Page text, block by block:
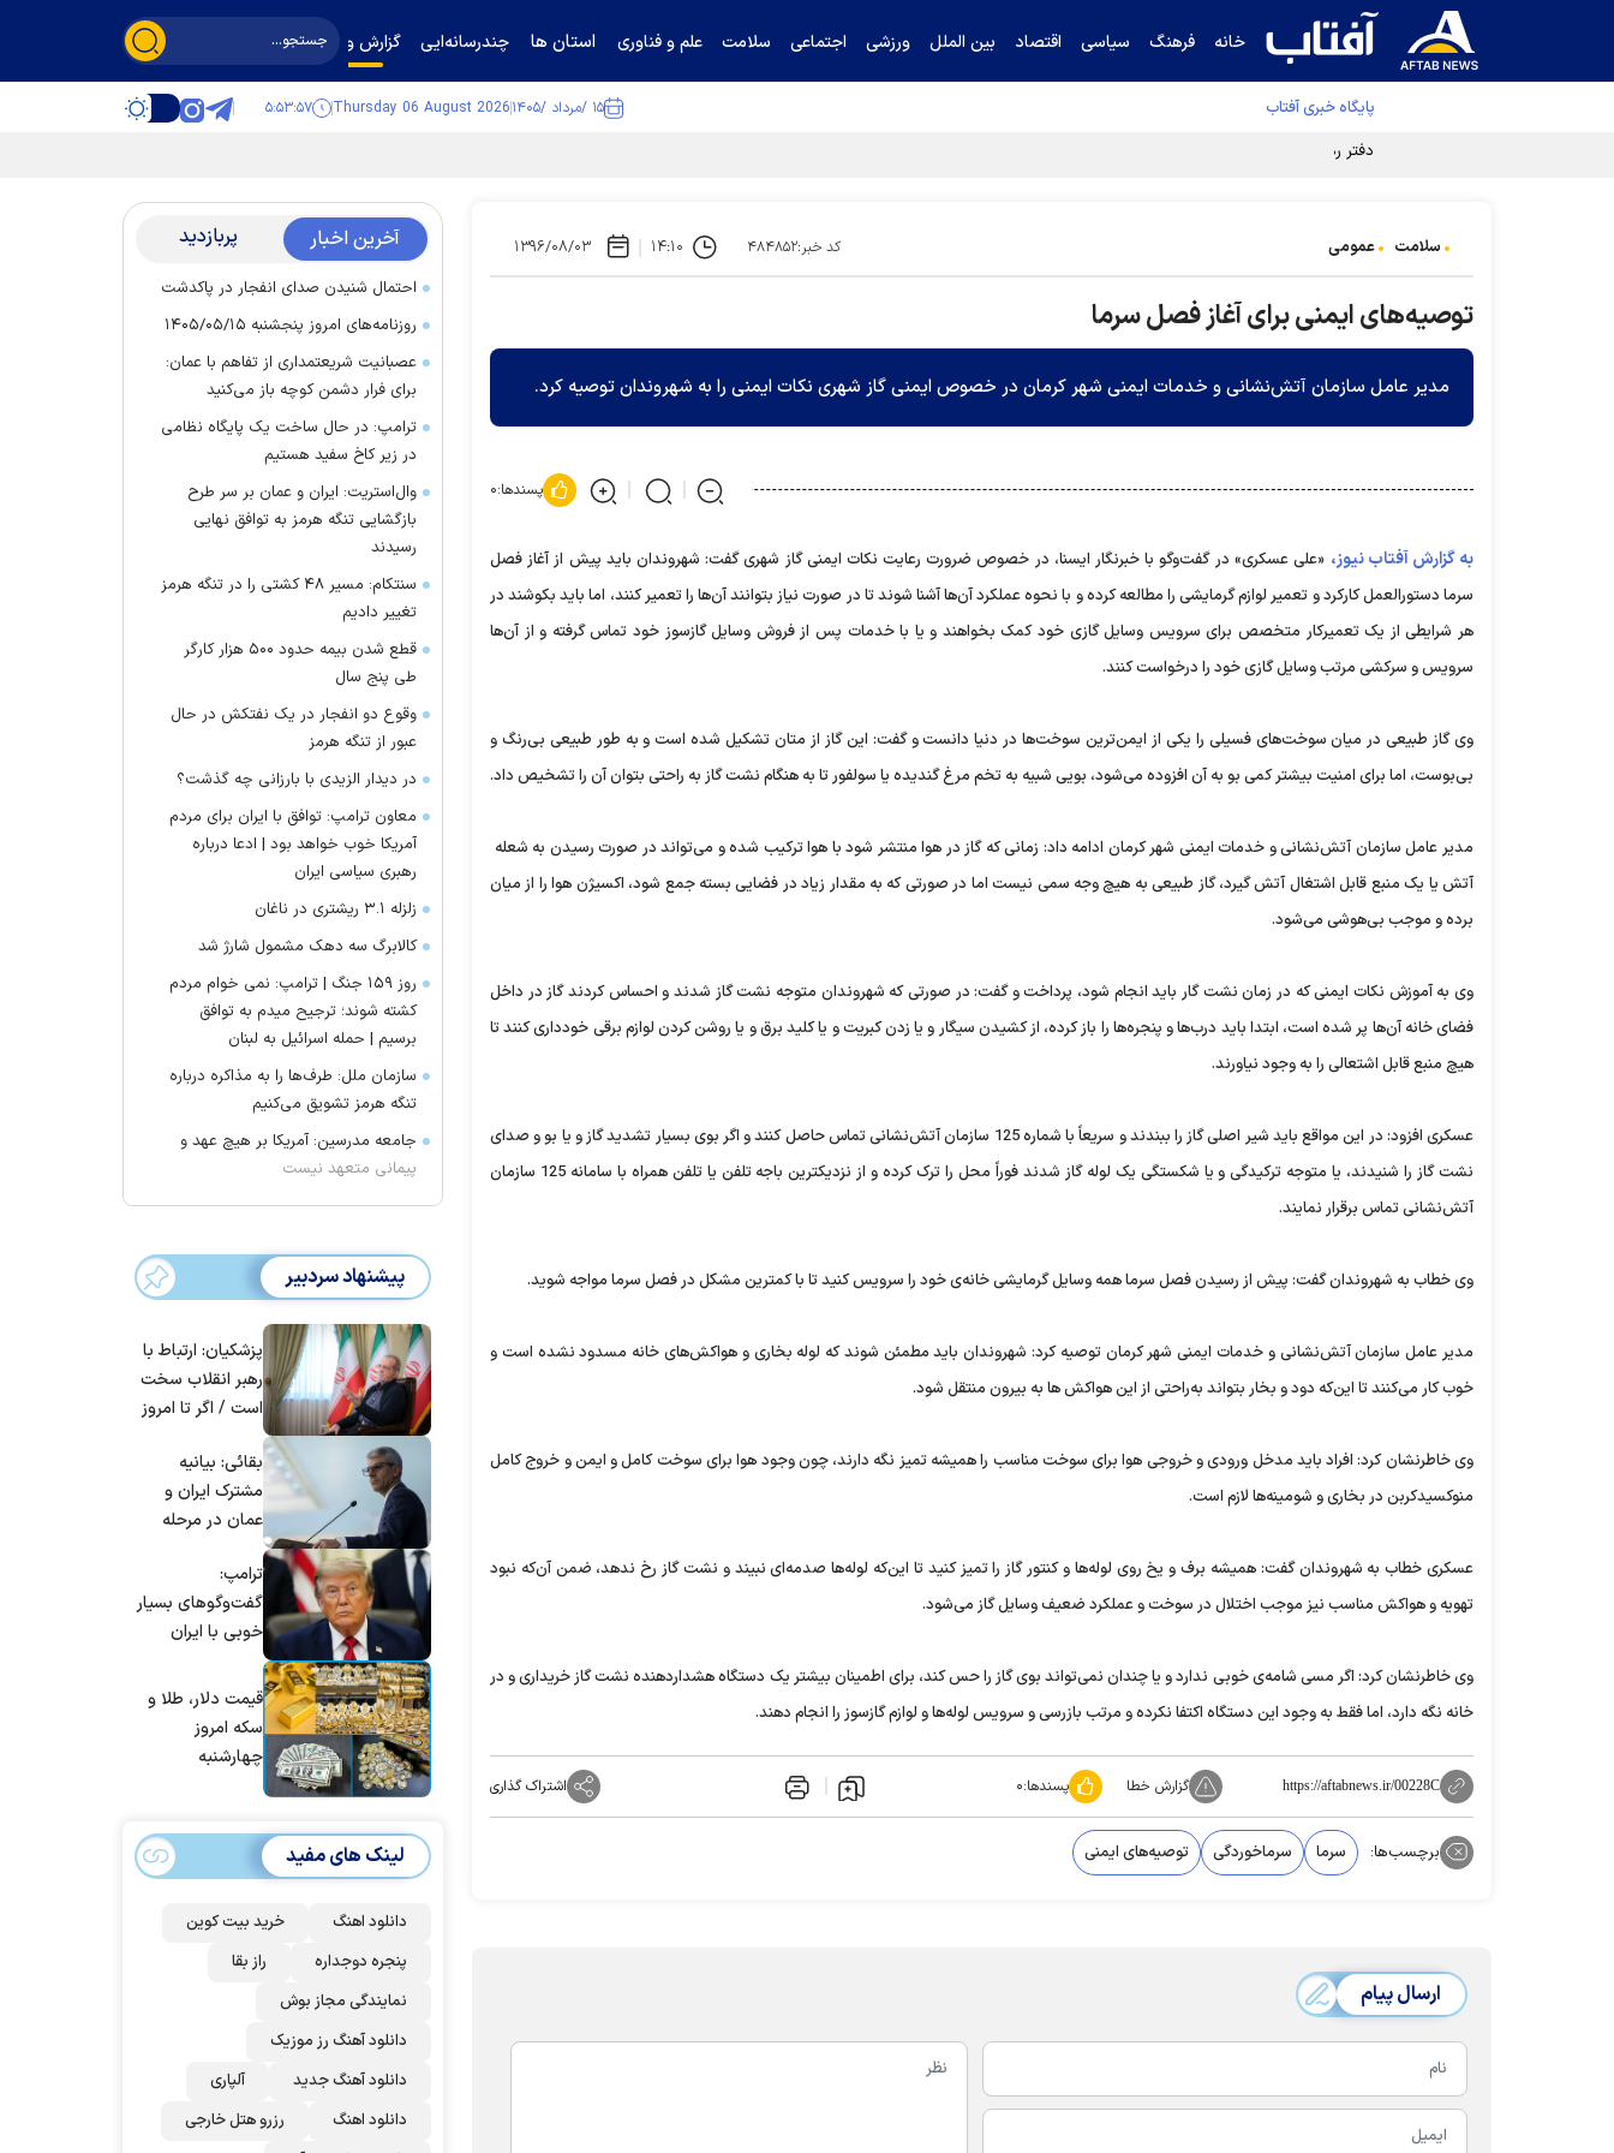
خانه فرهنگ سیاسی اقتصاد بین الملل ورزشی اجتماعی سلامت علم و فناوری استان ها چندرسانه‌ایی گزارش و گفت‌وگو
پایگاه خبری آفتاب ۱۵ /مرداد /۱۴۰۵ Thursday 06 August 2026 ۵:۵۳:۵۸
دفتر رهبر انقلاب ادعای خرازی درباره پزشکیان را تکذیب کرد
سلامت عمومی کد خبر:۴۸۴۸۵۲ ۱۴:۱۰ ۱۳۹۶/۰۸/۰۳
توصیه‌های ایمنی برای آغاز فصل سرما
مدیر عامل سازمان آتش‌نشانی و خدمات ایمنی شهر کرمان در خصوص ایمنی گاز شهری نکات ایمنی را به شهروندان توصیه کرد.
پسندها:۰
به گزارش آفتاب نیوز، «علی عسکری» در گفت‌وگو با خبرنگار ایسنا، در خصوص ضرورت رعایت نکات ایمنی گاز شهری گفت: شهروندان باید پیش از آغاز فصل
سرما دستورالعمل کارکرد و تعمیر لوازم گرمایشی را مطالعه کرده و با نحوه عملکرد آن‌ها آشنا شوند تا در صورت نیاز بتوانند آن‌ها را تعمیر کنند، اما باید بکوشند در
هر شرایطی از یک تعمیرکار متخصص برای سرویس وسایل گازی خود کمک بخواهند و یا با خدمات پس از فروش وسایل گازسوز خود تماس گرفته و از آن‌ها
سرویس و سرکشی مرتب وسایل گازی خود را درخواست کنند.
وی گاز طبیعی در میان سوخت‌های فسیلی را یکی از ایمن‌ترین سوخت‌ها در دنیا دانست و گفت: این گاز از متان تشکیل شده است و به طور طبیعی بی‌رنگ و
بی‌بوست، اما برای امنیت بیشتر کمی بو به آن افزوده می‌شود، بویی شبیه به تخم مرغ گندیده یا سولفور تا به هنگام نشت گاز به راحتی بتوان آن را تشخیص داد.
مدیر عامل سازمان آتش‌نشانی و خدمات ایمنی شهر کرمان ادامه داد: زمانی که گاز در هوا منتشر شود با هوا ترکیب شده و می‌تواند در صورت رسیدن به شعله
آتش یا یک منبع قابل اشتغال آتش گیرد، گاز طبیعی به هیچ وجه سمی نیست اما در صورتی که به مقدار زیاد در فضایی بسته جمع شود، اکسیژن هوا را از میان
برده و موجب بی‌هوشی می‌شود.
وی به آموزش نکات ایمنی که در زمان نشت گار باید انجام شود، پرداخت و گفت: در صورتی که شهروندان متوجه نشت گاز شدند و احساس کردند گاز در داخل
فضای خانه‌ آن‌ها پر شده است، ابتدا باید درب‌ها و پنجره‌ها را باز کرده، از کشیدن سیگار و یا زدن کبریت و یا کلید برق و یا روشن کردن لوازم برقی خودداری کنند تا
هیچ منبع قابل اشتعالی را به وجود نیاورند.
عسکری افزود: در این مواقع باید شیر اصلی گاز را ببندند و سریعاً با شماره 125 سازمان آتش‌نشانی تماس حاصل کنند و اگر بوی بسیار تشدید گاز و یا بو و صدای
نشت گاز را شنیدند، یا متوجه ترکیدگی و یا شکستگی یک لوله گاز شدند فوراً محل را ترک کرده و از نزدیکترین باجه تلفن یا تلفن همراه با سامانه 125 سازمان
آتش‌نشانی تماس برقرار نمایند.
وی خطاب به شهروندان گفت: پیش از رسیدن فصل سرما همه وسایل گرمایشی خانه‌ی خود را سرویس کنید تا با کمترین مشکل در فصل سرما مواجه شوید.
مدیر عامل سازمان آتش‌نشانی و خدمات ایمنی شهر کرمان توصیه کرد: شهروندان باید مطمئن شوند که لوله بخاری و هواکش‌های خانه مسدود نشده است و
خوب کار می‌کنند تا این‌که دود و بخار بتواند به‌راحتی از این هواکش ها به بیرون منتقل شود.
وی خاطرنشان کرد: افراد باید مدخل ورودی و خروجی هوا برای سوخت مناسب را همیشه تمیز نگه دارند، چون وجود هوا برای سوخت کامل و ایمن و خروج کامل
منوکسیدکربن در بخاری و شومینه‌ها لازم است.
عسکری خطاب به شهروندان گفت: همیشه برف و یخ روی لوله‌ها و کنتور گاز را تمیز کنید تا این‌که لوله‌ها صدمه‌ای نبیند و نشت گاز رخ ندهد، ضمن آن‌که نبود
تهویه و هواکش مناسب نیز موجب اختلال در سوخت و عملکرد ضعیف وسایل گاز می‌شود.
وی خاطرنشان کرد: اگر مسی شامه‌ی خوبی ندارد و یا چندان نمی‌تواند بوی گاز را حس کند، برای اطمینان بیشتر یک دستگاه هشداردهنده نشت گاز خریداری و در
خانه نگه دارد، اما فقط به وجود این دستگاه اکتفا نکرده و مرتب بازرسی و سرویس لوله‌ها و لوازم گازسوز را انجام دهند.
https://aftabnews.ir/00228C گزارش خطا پسندها:۰ اشتراک گذاری
برچسب‌ها: سرما سرماخوردگی توصیه‌های ایمنی
ارسال پیام
آخرین اخبار پربازدید
احتمال شنیدن صدای انفجار در پاکدشت
روزنامه‌های امروز پنجشنبه ۱۴۰۵/۰۵/۱۵
عصبانیت شریعتمداری از تفاهم با عمان:
برای فرار دشمن کوچه باز می‌کنید
ترامپ: در حال ساخت یک پایگاه نظامی
در زیر کاخ سفید هستیم
وال‌استریت: ایران و عمان بر سر طرح
بازگشایی تنگه هرمز به توافق نهایی
رسیدند
سنتکام: مسیر ۴۸ کشتی را در تنگه هرمز
تغییر دادیم
قطع شدن بیمه حدود ۵۰۰ هزار کارگر
طی پنج سال
وقوع دو انفجار در یک نفتکش در حال
عبور از تنگه هرمز
در دیدار الزیدی با بارزانی چه گذشت؟
معاون ترامپ: توافق با ایران برای مردم
آمریکا خوب خواهد بود | ادعا درباره
رهبری سیاسی ایران
زلزله ۳.۱ ریشتری در ناغان
کالابرگ سه دهک مشمول شارژ شد
روز ۱۵۹ جنگ | ترامپ: نمی خوام مردم
کشته شوند؛ ترجیح میدم به توافق
برسیم | حمله اسرائیل به لبنان
سازمان ملل: طرف‌ها را به مذاکره درباره
تنگه هرمز تشویق می‌کنیم
جامعه مدرسین: آمریکا بر هیچ عهد و
پیمانی متعهد نیست
پیشنهاد سردبیر
پزشکیان: ارتباط با
رهبر انقلاب سخت
است / اگر تا امروز
مردم ایران است
بقائی: بیانیه
مشترک ایران و
عمان در مرحله
است/ برنامه‌ای
برای سفر به قطر و
پاکستان نداریم
ترامپ:
گفت‌و‌گو‌های بسیار
خوبی با ایران
نمی‌خواهند به آن
اذعان کنند | اگر
آنها دوباره زیر
خورد
قیمت دلار، طلا و
سکه امروز
چهارشنبه
لینک های مفید
دانلود اهنگ
خرید بیت کوین
پنجره دوجداره
راز بقا
نمایندگی مجاز بوش
دانلود آهنگ رز‌ موزیک
دانلود آهنگ جدید
آلپاری
دانلود اهنگ
رزرو هتل خارجی